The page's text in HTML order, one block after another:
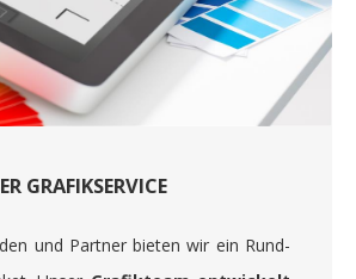
GRAFIKSERVICE
und Partner bieten wir ein Rund-